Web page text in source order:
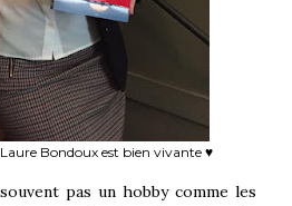
Bondoux est bien vivante ♥
pas un hobby comme les